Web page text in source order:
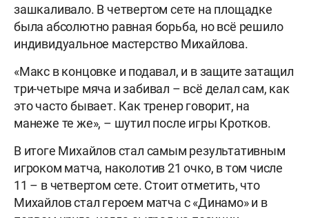
зашкаливало. В четвертом сете на площадке
была абсолютно равная борьба, но всё решило
индивидуальное мастерство Михайлова.
«Макс в концовке и подавал, и в защите затащил
три-четыре мяча и забивал – всё делал сам, как
это часто бывает. Как тренер говорит, на
манеже те же», – шутил после игры Кротков.
В итоге Михайлов стал самым результативным
игроком матча, наколотив 21 очко, в том числе
11 – в четвертом сете. Стоит отметить, что
Михайлов стал героем матча с «Динамо» и в